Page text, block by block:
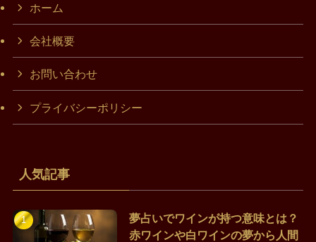
ホーム
会社概要
お問い合わせ
プライバシーポリシー
人気記事
夢占いでワインが持つ意味とは？
赤ワインや白ワインの夢から人間